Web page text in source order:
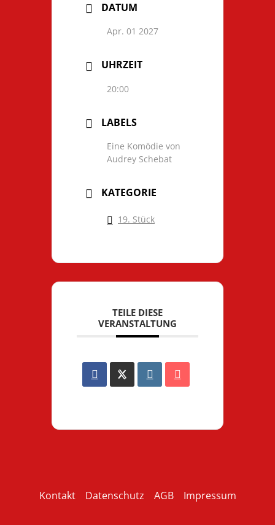
DATUM
Apr. 01 2027
UHRZEIT
20:00
LABELS
Eine Komödie von
Audrey Schebat
KATEGORIE
19. Stück
TEILE DIESE
VERANSTALTUNG
Kontakt Datenschutz AGB Impressum